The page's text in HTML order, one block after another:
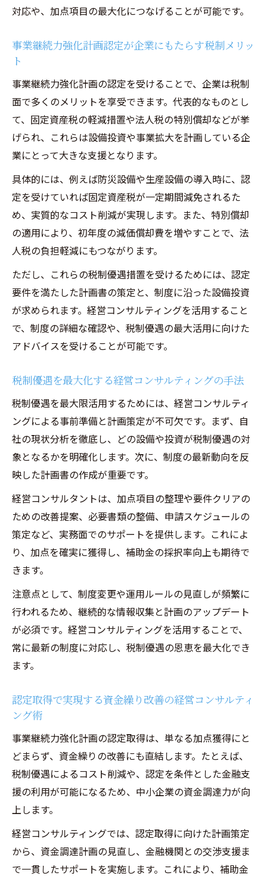
対応や、加点項目の最大化につなげることが可能です。
事業継続力強化計画認定が企業にもたらす税制メリッ
ト
事業継続力強化計画の認定を受けることで、企業は税制
面で多くのメリットを享受できます。代表的なものとし
て、固定資産税の軽減措置や法人税の特別償却などが挙
げられ、これらは設備投資や事業拡大を計画している企
業にとって大きな支援となります。
具体的には、例えば防災設備や生産設備の導入時に、認
定を受けていれば固定資産税が一定期間減免されるた
め、実質的なコスト削減が実現します。また、特別償却
の適用により、初年度の減価償却費を増やすことで、法
人税の負担軽減にもつながります。
ただし、これらの税制優遇措置を受けるためには、認定
要件を満たした計画書の策定と、制度に沿った設備投資
が求められます。経営コンサルティングを活用すること
で、制度の詳細な確認や、税制優遇の最大活用に向けた
アドバイスを受けることが可能です。
税制優遇を最大化する経営コンサルティングの手法
税制優遇を最大限活用するためには、経営コンサルティ
ングによる事前準備と計画策定が不可欠です。まず、自
社の現状分析を徹底し、どの設備や投資が税制優遇の対
象となるかを明確化します。次に、制度の最新動向を反
映した計画書の作成が重要です。
経営コンサルタントは、加点項目の整理や要件クリアの
ための改善提案、必要書類の整備、申請スケジュールの
策定など、実務面でのサポートを提供します。これによ
り、加点を確実に獲得し、補助金の採択率向上も期待で
きます。
注意点として、制度変更や運用ルールの見直しが頻繁に
行われるため、継続的な情報収集と計画のアップデート
が必須です。経営コンサルティングを活用することで、
常に最新の制度に対応し、税制優遇の恩恵を最大化でき
ます。
認定取得で実現する資金繰り改善の経営コンサルティ
ング術
事業継続力強化計画の認定取得は、単なる加点獲得にと
どまらず、資金繰りの改善にも直結します。たとえば、
税制優遇によるコスト削減や、認定を条件とした金融支
援の利用が可能になるため、中小企業の資金調達力が向
上します。
経営コンサルティングでは、認定取得に向けた計画策定
から、資金調達計画の見直し、金融機関との交渉支援ま
で一貫したサポートを実施します。これにより、補助金